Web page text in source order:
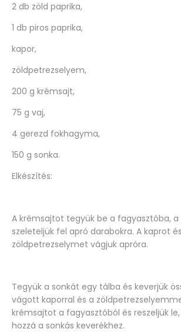
2 db zöld paprika,
1 db piros paprika,
kapor,
zöldpetrezselyem,
200 g krémsajt,
75 g vaj,
4 gerezd fokhagyma,
150 g sonka.
Elkészítés:
A krémsajtot tegyük be a fagyasztóba, a
szeleteljük fel apró darabokra. A kaprot
zöldpetrezselymet vágjuk apróra.
Tegyük a sonkát egy tálba és keverjük
vágott kaporral és a
krémsajtot a fagyasztóból és reszeljük
hozzá a sonkás keverékhez.